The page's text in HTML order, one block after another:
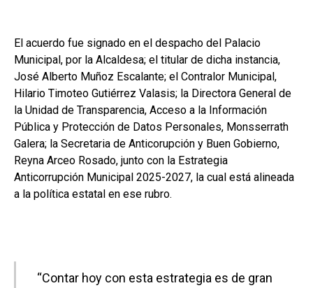
El acuerdo fue signado en el despacho del Palacio
Municipal, por la Alcaldesa; el titular de dicha instancia,
José Alberto Muñoz Escalante; el Contralor Municipal,
Hilario Timoteo Gutiérrez Valasis; la Directora General de
la Unidad de Transparencia, Acceso a la Información
Pública y Protección de Datos Personales, Monsserrath
Galera; la Secretaria de Anticorupción y Buen Gobierno,
Reyna Arceo Rosado, junto con la Estrategia
Anticorrupción Municipal 2025-2027, la cual está alineada
a la política estatal en ese rubro.
“Contar hoy con esta estrategia es de gran